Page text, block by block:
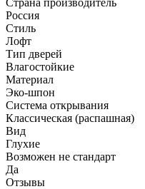
Россия
Стиль
Лофт
Тип дверей
Влагостойкие
Материал
Эко-шпон
Система открывания
Классическая (распашная)
Вид
Глухие
Возможен не стандарт
Да
Отзывы